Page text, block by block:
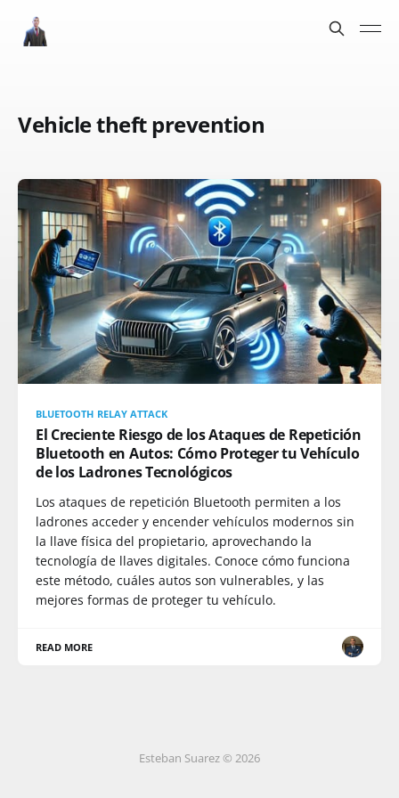
Vehicle theft prevention
BLUETOOTH RELAY ATTACK
El Creciente Riesgo de los Ataques de Repetición
Bluetooth en Autos: Cómo Proteger tu Vehículo
de los Ladrones Tecnológicos
Los ataques de repetición Bluetooth permiten a los
ladrones acceder y encender vehículos modernos sin
la llave física del propietario, aprovechando la
tecnología de llaves digitales. Conoce cómo funciona
este método, cuáles autos son vulnerables, y las
mejores formas de proteger tu vehículo.
READ MORE
Esteban Suarez © 2026